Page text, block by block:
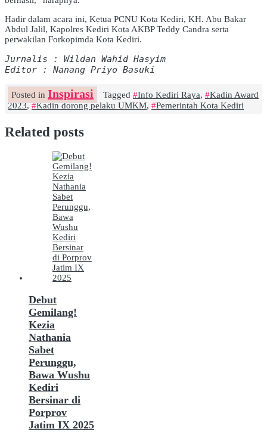
Hadir dalam acara ini, Ketua PCNU Kota Kediri, KH. Abu Bakar
Abdul Jalil, Kapolres Kediri Kota AKBP Teddy Candra serta
perwakilan Forkopimda Kota Kediri.
Jurnalis : Wildan Wahid Hasyim
Editor : Nanang Priyo Basuki
Posted in Inspirasi Tagged Info Kediri Raya,
Kadin Award
2023, Kadin dorong pelaku UMKM, Pemerintah Kota Kediri
Related posts
Debut
Gemilang!
Kezia
Nathania
Sabet
Perunggu,
Bawa Wushu
Kediri
Bersinar di
Porprov
Jatim IX 2025